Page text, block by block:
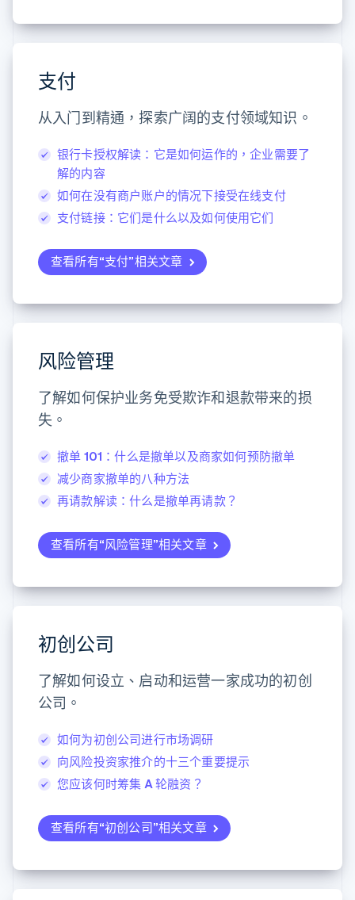
支付
从入门到精通，探索广阔的支付领域知识。
银行卡授权解读：它是如何运作的，企业需要了
解的内容
如何在没有商户账户的情况下接受在线支付
支付链接：它们是什么以及如何使用它们
查看所有“支付”相关文章
风险管理
了解如何保护业务免受欺诈和退款带来的损
失。
撤单 101：什么是撤单以及商家如何预防撤单
减少商家撤单的八种方法
再请款解读：什么是撤单再请款？
查看所有“风险管理”相关文章
初创公司
了解如何设立、启动和运营一家成功的初创
公司。
如何为初创公司进行市场调研
向风险投资家推介的十三个重要提示
您应该何时筹集 A 轮融资？
查看所有“初创公司”相关文章
English
爱尔兰
English
爱沙尼亚
English
奥地利
澳大利亚
English
PortuguêsEnglish
比利时
NederlandsFrançais
波兰
English
丹麦
德国
Deutsch English
法国
FrançaisEnglish
EnglishSvenska
荷兰
加拿大
克罗地亚
拉脱维亚
English
立陶宛
列支敦士登
DeutschEnglish
卢森堡
FrançaisDeutschEnglish
English
马尔他
马来西亚